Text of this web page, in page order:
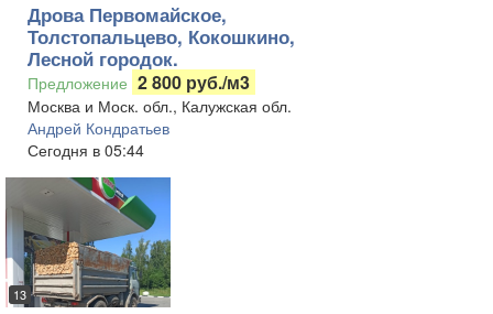
Дрова Первомайское,
Толстопальцево, Кокошкино,
Лесной городок.
Предложение 2 800 руб./м3
Москва и Моск. обл., Калужская обл.
Андрей Кондратьев
Сегодня в 05:44
13